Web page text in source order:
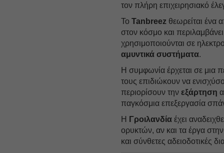
τον πλήρη επιχειρησιακό
ΤοTanbreez θεωρείται ένα
στον κόσμο και
χρησιμοποιούνται σε
αμυντικά συστήματα.
Η συμφωνία έρχεται σε μια
τους επιδιώκουν να
περιορίσουν τηνεξάρτηση
παγκόσμια επεξεργασία
Η Γροιλανδία έχει
ορυκτών, αν και τα έργα
και σύνθετες αδειοδοτικές